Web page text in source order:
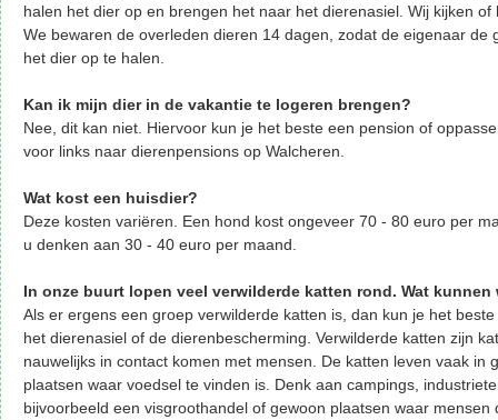
halen het dier op en brengen het naar het dierenasiel. Wij kijken
We bewaren de overleden dieren 14 dagen, zodat de eigenaar de
het dier op te halen.
Kan ik mijn dier in de vakantie te logeren brengen?
Nee, dit kan niet. Hiervoor kun je het beste een pension of
voor links naar dierenpensions op Walcheren.
Wat kost een huisdier?
Deze kosten variëren. Een hond kost ongeveer 70 - 80 euro per
u denken aan 30 - 40 euro per maand.
In onze buurt lopen veel verwilderde katten rond. Wat kunnen
Als er ergens een groep verwilderde katten is, dan kun je het
het dierenasiel of de dierenbescherming. Verwilderde katten zijn
nauwelijks in contact komen met mensen. De katten leven vaak in
plaatsen waar voedsel te vinden is. Denk aan campings,
bijvoorbeeld een visgroothandel of gewoon plaatsen waar mensen